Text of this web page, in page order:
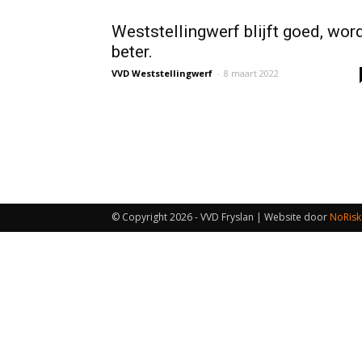
Weststellingwerf blijft goed,
beter.
VVD Weststellingwerf - 8 maart 2022
© Copyright2026 - VVD Fryslan | Website door